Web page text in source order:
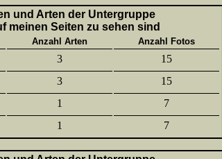
und Arten der Untergruppe
meinen Seiten zu sehen sind
Anzahl Arten
Anzahl Fotos
3 15
3 15
1 7
1 7